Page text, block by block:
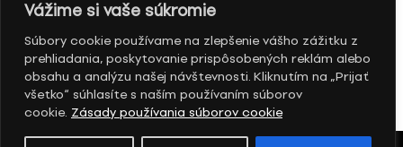
Vážime si vaše súkromie
Súbory cookie používame na zlepšenie vášho zážitku z
prehliadania, poskytovanie prispôsobených reklám alebo
obsahu a analýzu našej návštevnosti. Kliknutím na „Prijať
všetko“ súhlasíte s naším používaním súborov
cookie. Zásady používania súborov cookie